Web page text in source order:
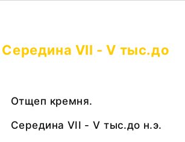
VII - V тыс.до
Отщеп кремня.
Середина VII - V тыс.до н.э.